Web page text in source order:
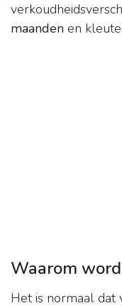
maanden en
Waarom
Het is normaal dat